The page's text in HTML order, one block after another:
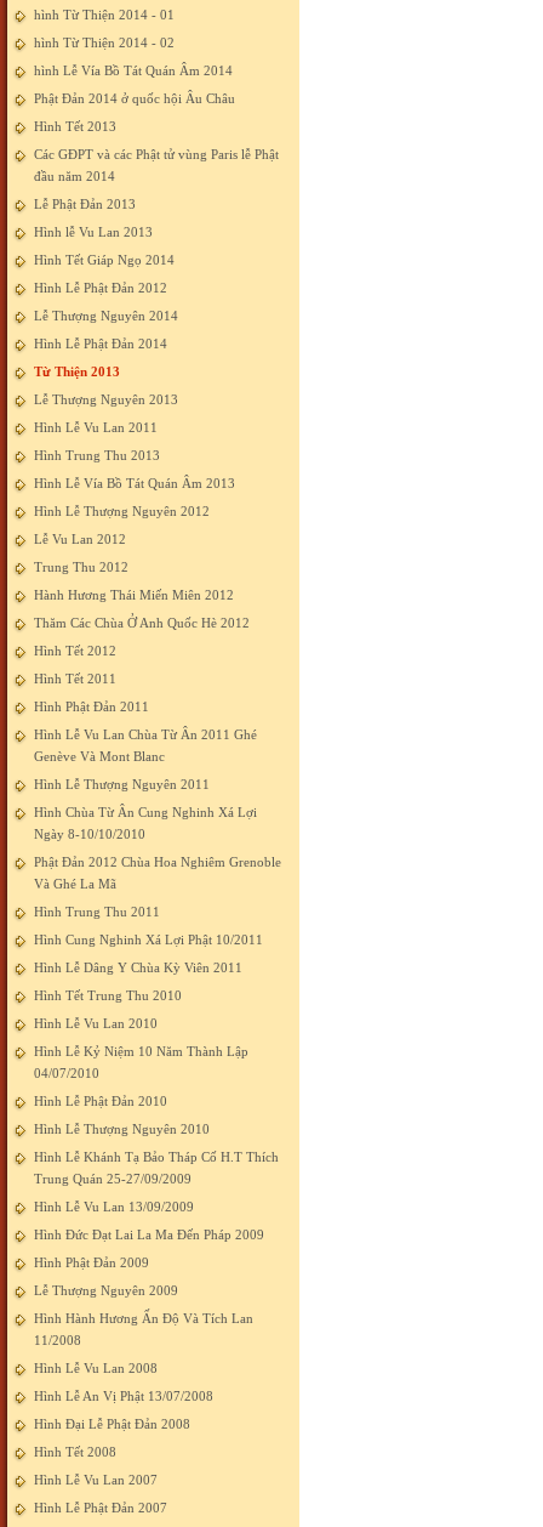
hình Từ Thiện 2014 - 01
hình Từ Thiện 2014 - 02
hình Lễ Vía Bồ Tát Quán Âm 2014
Phật Đản 2014 ở quốc hội Âu Châu
Hình Tết 2013
Các GĐPT và các Phật tử vùng Paris lễ Phật
đầu năm 2014
Lễ Phật Đản 2013
Hình lễ Vu Lan 2013
Hình Tết Giáp Ngọ 2014
Hình Lễ Phật Đản 2012
Lễ Thượng Nguyên 2014
Hình Lễ Phật Đản 2014
Từ Thiện 2013
Lễ Thượng Nguyên 2013
Hình Lễ Vu Lan 2011
Hình Trung Thu 2013
Hình Lễ Vía Bồ Tát Quán Âm 2013
Hình Lễ Thượng Nguyên 2012
Lễ Vu Lan 2012
Trung Thu 2012
Hành Hương Thái Miến Miên 2012
Thăm Các Chùa Ở Anh Quốc Hè 2012
Hình Tết 2012
Hình Tết 2011
Hình Phật Đản 2011
Hình Lễ Vu Lan Chùa Từ Ân 2011 Ghé
Genève Và Mont Blanc
Hình Lễ Thượng Nguyên 2011
Hình Chùa Từ Ân Cung Nghinh Xá Lợi
Ngày 8-10/10/2010
Phật Đản 2012 Chùa Hoa Nghiêm Grenoble
Và Ghé La Mã
Hình Trung Thu 2011
Hình Cung Nghinh Xá Lợi Phật 10/2011
Hình Lễ Dâng Y Chùa Kỳ Viên 2011
Hình Tết Trung Thu 2010
Hình Lễ Vu Lan 2010
Hình Lễ Kỷ Niệm 10 Năm Thành Lập
04/07/2010
Hình Lễ Phật Đản 2010
Hình Lễ Thượng Nguyên 2010
Hình Lễ Khánh Tạ Bảo Tháp Cố H.T Thích
Trung Quán 25-27/09/2009
Hình Lễ Vu Lan 13/09/2009
Hình Đức Đạt Lai La Ma Đến Pháp 2009
Hình Phật Đản 2009
Lễ Thượng Nguyên 2009
Hình Hành Hương Ấn Độ Và Tích Lan
11/2008
Hình Lễ Vu Lan 2008
Hình Lễ An Vị Phật 13/07/2008
Hình Đại Lễ Phật Đản 2008
Hình Tết 2008
Hình Lễ Vu Lan 2007
Hình Lễ Phật Đản 2007